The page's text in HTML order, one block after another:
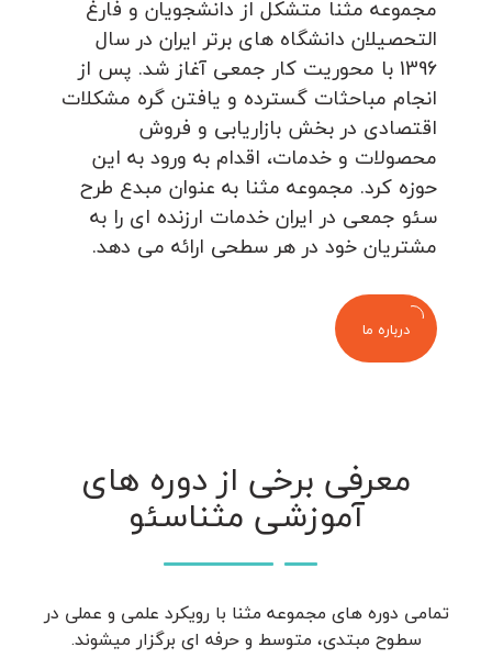
مجموعه مثنا متشکل از دانشجویان و فارغ
التحصیلان دانشگاه های برتر ایران در سال
1396 با محوریت کار جمعی آغاز شد. پس از
انجام مباحثات گسترده و یافتن گره مشکلات
اقتصادی در بخش بازاریابی و فروش
محصولات و خدمات، اقدام به ورود به این
حوزه کرد. مجموعه مثنا به عنوان مبدع طرح
سئو جمعی در ایران خدمات ارزنده ای را به
مشتریان خود در هر سطحی ارائه می دهد.
درباره ما
معرفی برخی از دوره های
آموزشی مثناسئو
تمامی دوره های مجموعه مثنا با رویکرد علمی و عملی در
سطوح مبتدی، متوسط و حرفه ای برگزار میشوند.